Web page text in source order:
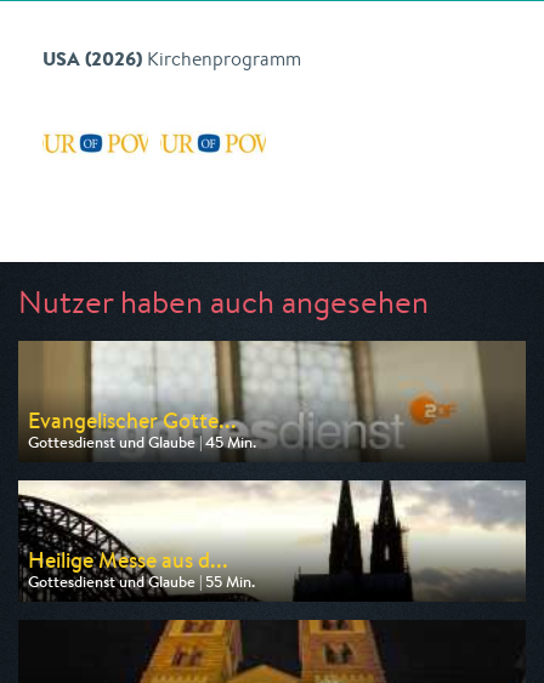
USA (2026) Kirchenprogramm
Nutzer haben auch angesehen
Evangelischer Gotte...
Gottesdienst und Glaube | 45 Min.
Ausgestrahlt von ZDF
am 09.08.2026, 09:30
Heilige Messe aus d...
Gottesdienst und Glaube | 55 Min.
Ausgestrahlt von Bibel TV
am 07.08.2026, 08:00